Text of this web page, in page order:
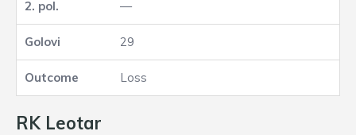
—
29
Loss
RK Leotar